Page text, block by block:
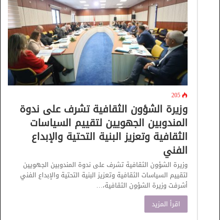
205
وزيرة الشؤون الثقافية تشرف على ندوة
المندوبين الجهويين لتقييم السياسات
الثقافية وتعزيز البنية التحتية والإبداع
الفني
وزيرة الشؤون الثقافية تشرف على ندوة المندوبين الجهويين
لتقييم السياسات الثقافية وتعزيز البنية التحتية والإبداع الفني
أشرفت وزيرة الشؤون الثقافية،…
اقرأ المزيد